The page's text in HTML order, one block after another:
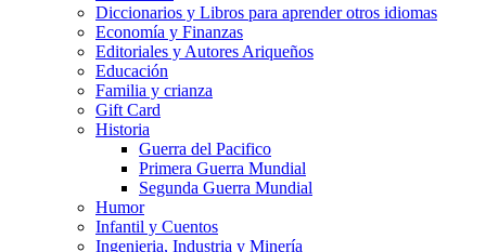
Diccionarios y Libros para aprender otros idiomas
Economía y Finanzas
Editoriales y Autores Ariqueños
Educación
Familia y crianza
Gift Card
Historia
Guerra del Pacifico
Primera Guerra Mundial
Segunda Guerra Mundial
Humor
Infantil y Cuentos
Ingenieria, Industria y Minería